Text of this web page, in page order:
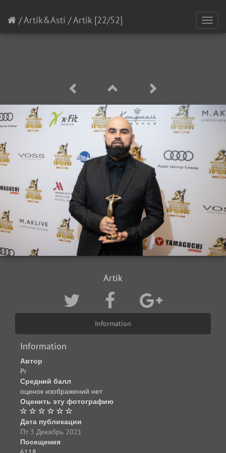
/Artik&Asti /Artik [22/52]
Artik
Information
Information
Автор
Pr
Средний балл
оценок изображений нет
Оценить эту фотографию
Дата публикации
Пт 3 Декабрь 2021
Посещения